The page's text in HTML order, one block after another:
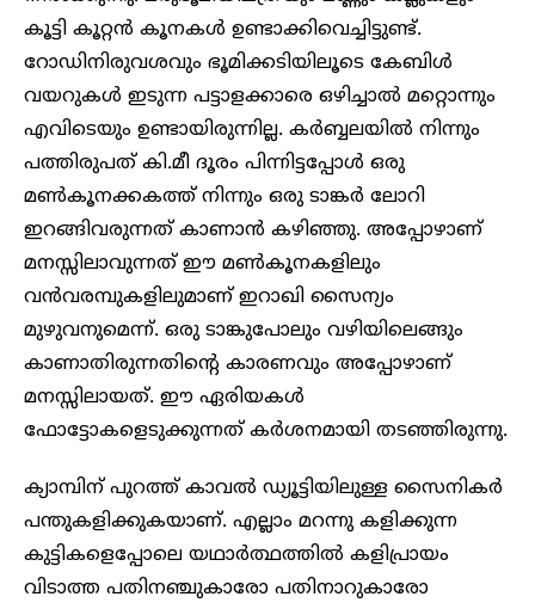
കൂട്ടി കൂറ്റൻ കൂനകൾ ഉണ്ടാക്കിവെച്ചിട്ടുണ്ട്.
റോഡിനിരുവശവും ഭൂമിക്കടിയിലൂടെ കേബിൾ
വയറുകൾ ഇടുന്ന പട്ടാളക്കാരെ ഒഴിച്ചാൽ മറ്റൊന്നും
എവിടെയും ഉണ്ടായിരുന്നില്ല. കർബ്ബലയിൽ നിന്നും
പത്തിരുപത് കി.മീ ദൂരം പിന്നിട്ടപ്പോൾ ഒരു
മൺകൂനക്കകത്ത് നിന്നും ഒരു ടാങ്കർ ലോറി
ഇറങ്ങിവരുന്നത് കാണാൻ കഴിഞ്ഞു. അപ്പോഴാണ്
മനസ്സിലാവുന്നത് ഈ മൺകൂനകളിലും
വൻവരമ്പുകളിലുമാണ് ഇറാഖി സൈന്യം
മുഴുവനുമെന്ന്. ഒരു ടാങ്കുപോലും വഴിയിലെങ്ങും
കാണാതിരുന്നതിന്റെ കാരണവും അപ്പോഴാണ്
മനസ്സിലായത്. ഈ ഏരിയകൾ
ഫോട്ടോകളെടുക്കുന്നത് കർശനമായി തടഞ്ഞിരുന്നു.
ക്യാമ്പിന് പുറത്ത് കാവൽ ഡ്യൂട്ടിയിലുള്ള സൈനികർ
പന്തുകളിക്കുകയാണ്. എല്ലാം മറന്നു കളിക്കുന്ന
കുട്ടികളെപ്പോലെ യഥാർത്ഥത്തിൽ കളിപ്രായം
വിടാത്ത പതിനഞ്ചുകാരോ പതിനാറുകാരോ